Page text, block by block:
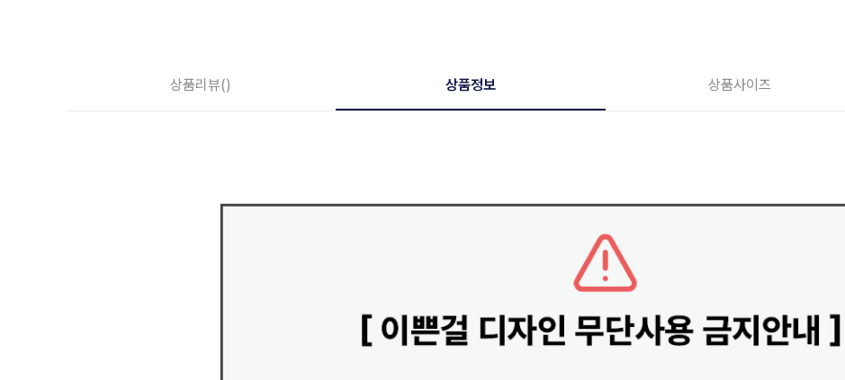
상품리뷰() 상품정보 상품사이즈